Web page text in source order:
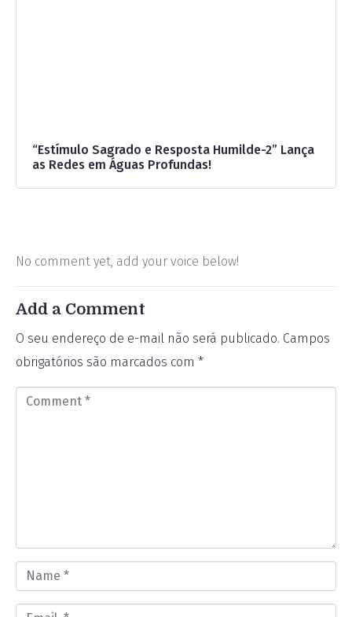
“Estímulo Sagrado e Resposta Humilde-2” Lança
as Redes em Águas Profundas!
No comment yet, add your voice below!
Add a Comment
O seu endereço de e-mail não será publicado. Campos
obrigatórios são marcados com *
*
a